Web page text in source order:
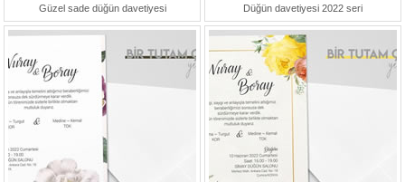
Güzel sade düğün davetiyesi Düğün davetiyesi 2022 seri